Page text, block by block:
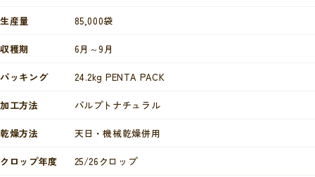
生産量 85,000袋
収穫期 6月～9月
パッキング 24.2kg PENTA PACK
加工方法 パルプトナチュラル
乾燥方法 天日・機械乾燥併用
クロップ年度 25/26クロップ